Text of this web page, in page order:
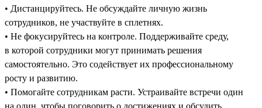
• Дистанцируйтесь. Не обсуждайте личную жизнь
сотрудников, не участвуйте в сплетнях.
• Не фокусируйтесь на контроле. Поддерживайте среду,
в которой сотрудники могут принимать решения
самостоятельно. Это содействует их профессиональному
росту и развитию.
• Помогайте сотрудникам расти. Устраивайте встречи один
на один, чтобы поговорить о достижениях и обсудить